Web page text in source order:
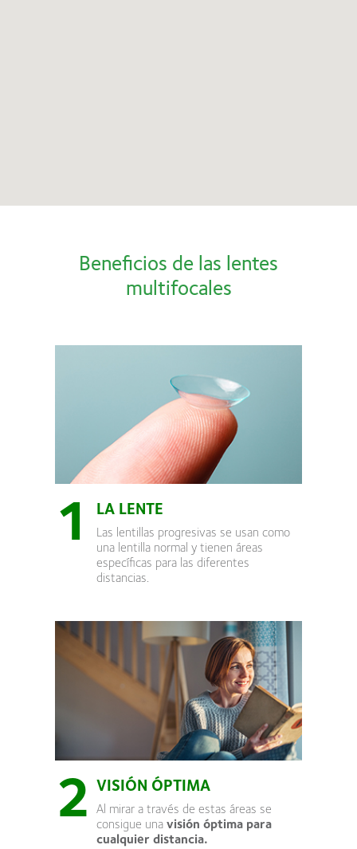
Beneficios de las lentes
multifocales
1 LA LENTE
Las lentillas progresivas se usan como
una lentilla normal y tienen áreas
específicas para las diferentes
distancias.
2 VISIÓN ÓPTIMA
Al mirar a través de estas áreas se
consigue unavisión óptima para
cualquier distancia.